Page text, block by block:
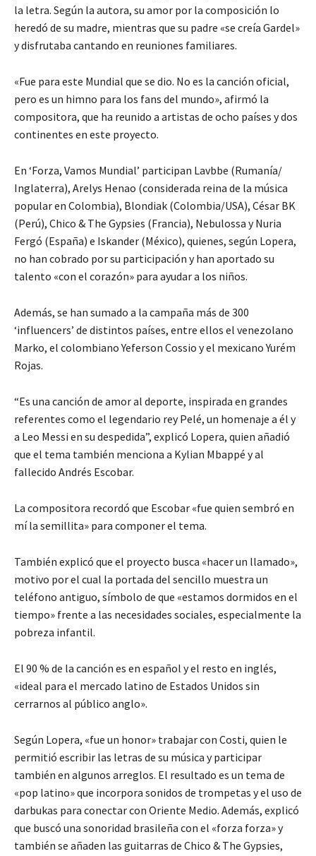
la letra. Según la autora, su amor por la composición lo
heredó de su madre, mientras que su padre «se creía Gardel»
y disfrutaba cantando en reuniones familiares.
«Fue para este Mundial que se dio. No es la canción oficial,
pero es un himno para los fans del mundo», afirmó la
compositora, que ha reunido a artistas de ocho países y dos
continentes en este proyecto.
En ‘Forza, Vamos Mundial’ participan Lavbbe (Rumanía/
Inglaterra), Arelys Henao (considerada reina de la música
popular en Colombia), Blondiak (Colombia/USA), César BK
(Perú), Chico & The Gypsies (Francia), Nebulossa y Nuria
Fergó (España) e Iskander (México), quienes, según Lopera,
no han cobrado por su participación y han aportado su
talento «con el corazón» para ayudar a los niños.
Además, se han sumado a la campaña más de 300
‘influencers’ de distintos países, entre ellos el venezolano
Marko, el colombiano Yeferson Cossio y el mexicano Yurém
Rojas.
“Es una canción de amor al deporte, inspirada en grandes
referentes como el legendario rey Pelé, un homenaje a él y
a Leo Messi en su despedida”, explicó Lopera, quien añadió
que el tema también menciona a Kylian Mbappé y al
fallecido Andrés Escobar.
La compositora recordó que Escobar «fue quien sembró en
mí la semillita» para componer el tema.
También explicó que el proyecto busca «hacer un llamado»,
motivo por el cual la portada del sencillo muestra un
teléfono antiguo, símbolo de que «estamos dormidos en el
tiempo» frente a las necesidades sociales, especialmente la
pobreza infantil.
El 90 % de la canción es en español y el resto en inglés,
«ideal para el mercado latino de Estados Unidos sin
cerrarnos al público anglo».
Según Lopera, «fue un honor» trabajar con Costi, quien le
permitió escribir las letras de su música y participar
también en algunos arreglos. El resultado es un tema de
«pop latino» que incorpora sonidos de trompetas y el uso de
darbukas para conectar con Oriente Medio. Además, explicó
que buscó una sonoridad brasileña con el «forza forza» y
también se añaden las guitarras de Chico & The Gypsies,